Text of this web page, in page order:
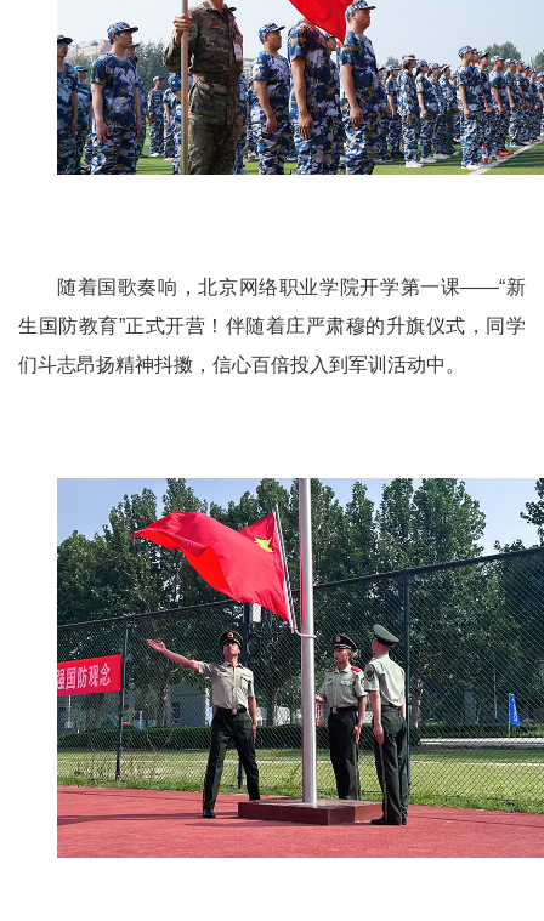
随着国歌奏响，北京网络职业学院开学第一课——“新
生国防教育”正式开营！伴随着庄严肃穆的升旗仪式，同学
们斗志昂扬精神抖擞，信心百倍投入到军训活动中。